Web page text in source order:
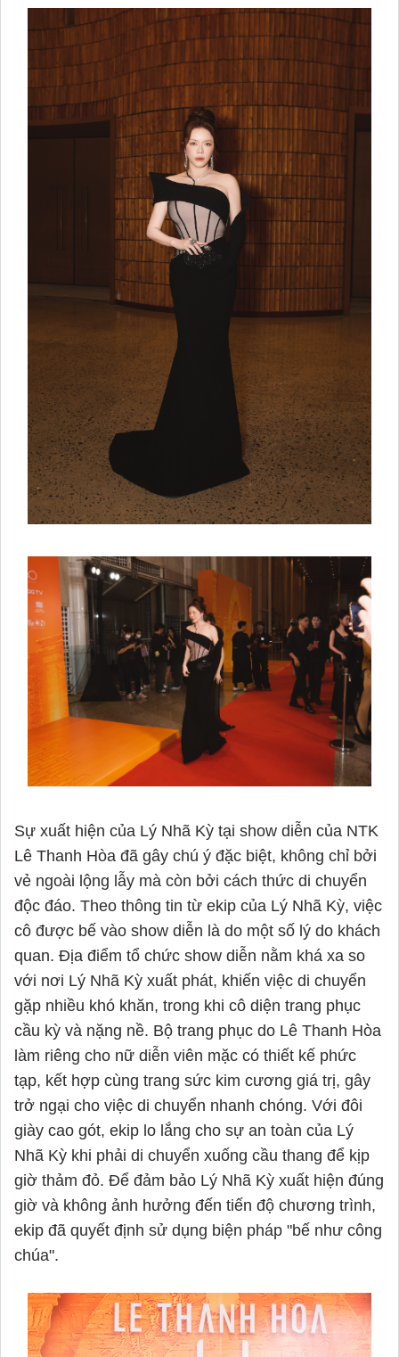
Sự xuất hiện của Lý Nhã Kỳ tại show diễn của NTK
Lê Thanh Hòa đã gây chú ý đặc biệt, không chỉ bởi
vẻ ngoài lộng lẫy mà còn bởi cách thức di chuyển
độc đáo. Theo thông tin từ ekip của Lý Nhã Kỳ, việc
cô được bế vào show diễn là do một số lý do khách
quan. Địa điểm tổ chức show diễn nằm khá xa so
với nơi Lý Nhã Kỳ xuất phát, khiến việc di chuyển
gặp nhiều khó khăn, trong khi cô diện trang phục
cầu kỳ và nặng nề. Bộ trang phục do Lê Thanh Hòa
làm riêng cho nữ diễn viên mặc có thiết kế phức
tạp, kết hợp cùng trang sức kim cương giá trị, gây
trở ngại cho việc di chuyển nhanh chóng. Với đôi
giày cao gót, ekip lo lắng cho sự an toàn của Lý
Nhã Kỳ khi phải di chuyển xuống cầu thang để kịp
giờ thảm đỏ. Để đảm bảo Lý Nhã Kỳ xuất hiện đúng
giờ và không ảnh hưởng đến tiến độ chương trình,
ekip đã quyết định sử dụng biện pháp "bế như công
chúa".